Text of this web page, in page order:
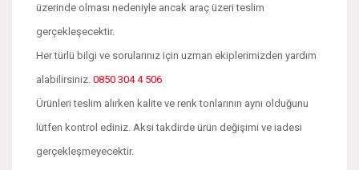
üzerinde olması nedeniyle ancak araç üzeri teslim
gerçekleşecektir.
Her türlü bilgi ve sorularınız için uzman ekiplerimizden yardım
alabilirsiniz. 0850 304 4 506
Ürünleri teslim alırken kalite ve renk tonlarının aynı olduğunu
lütfen kontrol ediniz. Aksi takdirde ürün değişimi ve iadesi
gerçekleşmeyecektir.